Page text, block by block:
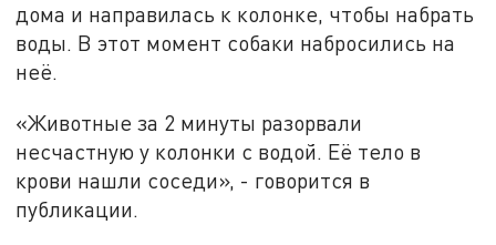
дома и направилась к колонке, чтобы набрать
воды. В этот момент собаки набросились на
неё.
«Животные за 2 минуты разорвали
несчастную у колонки с водой. Её тело в
крови нашли соседи», - говорится в
публикации.